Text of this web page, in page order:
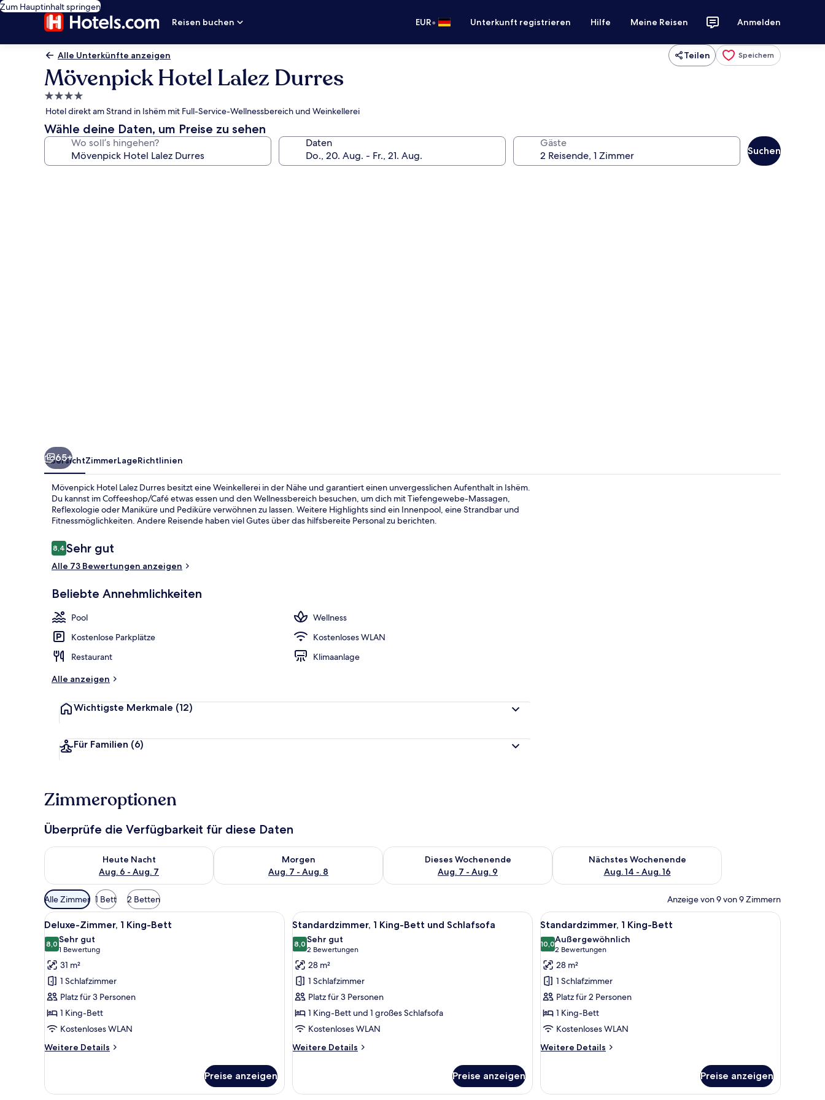
Zum Hauptinhalt springen
Reisen buchen
EUR• Unterkunft registrieren Hilfe Meine Reisen Anmelden
Alle Unterkünfte anzeigen Teilen Speichern
Mövenpick Hotel Lalez Durres
4.0-
Sterne-
Unterkunft
Hotel direkt am Strand in Ishëm mit Full-Service-Wellnessbereich und Weinkellerei
Wähle deine Daten, um Preise zu sehen
Wo soll’s hingehen? Daten Gäste
Suchen
65+
ÜbersichtZimmerLageRichtlinien
Mövenpick Hotel Lalez Durres besitzt eine Weinkellerei in der Nähe und garantiert einen unvergesslichen Aufenthalt in Ishëm.
Du kannst im Coffeeshop/Café etwas essen und den Wellnessbereich besuchen, um dich mit Tiefengewebe-Massagen,
Reflexologie oder Maniküre und Pediküre verwöhnen zu lassen. Weitere Highlights sind ein Innenpool, eine Strandbar und
Fitnessmöglichkeiten. Andere Reisende haben viel Gutes über das hilfsbereite Personal zu berichten.
Bewertungen
8,48,4 von 10.
Sehr gut
Alle 73 Bewertungen anzeigen
Beliebte Annehmlichkeiten
Pool
Wellness
Kostenlose Parkplätze
Kostenloses WLAN
Restaurant
Klimaanlage
Alle anzeigen
Wichtigste Merkmale (12)
Für Familien (6)
Zimmeroptionen
Überprüfe die Verfügbarkeit für diese Daten
Heute Nacht
Aug. 6 - Aug. 7
Überprüfe die Verfügbarkeit für heute Nacht, Aug. 6 - Aug. 7.
Morgen
Aug. 7 - Aug. 8
Überprüfe die Verfügbarkeit für morgen, Aug. 7 - Aug. 8.
Dieses Wochenende
Aug. 7 - Aug. 9
Überprüfe die Verfügbarkeit für dieses Wochenende, Aug. 7 - Aug. 9.
Nächstes Wochenende
Aug. 14 - Aug. 16
Überprüfe die Verfügbarkeit für nächstes Wochenende, Aug.
Verfügbare
Filter
für
Zimmer
Alle Zimmer 1 Bett 2 Betten Anzeige von 9 von 9 Zimmern
Alle
Fotos
für
Deluxe-
Zimmer,
1 King-
Bett
anzeigen
Minibar, Zimmersafe, Schreibtisch, Verdunkelungsvorhänge
8
Deluxe-Zimmer, 1 King-Bett
8,08,0 von 10
Sehr gut
1 Bewertung
(1
Bewertung)
31 m²
1 Schlafzimmer
Platz für 3 Personen
1 King-Bett
Kostenloses WLAN
Weitere Details
Weitere
Zimmer,
Preise anzeigen
Alle
Fotos
für
Standardzimmer,
1 King-
Bett
und
Schlafsofa
anzeigen
Minibar, Zimmersafe, Schreibtisch, Verdunkelungsvorhänge
8
Standardzimmer, 1 King-Bett und Schlafsofa
8,08,0 von 10
Sehr gut
2 Bewertungen
(2
Bewertungen)
28 m²
1 Schlafzimmer
Platz für 3 Personen
1 King-Bett und 1 großes Schlafsofa
Kostenloses WLAN
Weitere Details
Weitere
1 King-
Preise anzeigen
Alle
Fotos
für
Standardzimmer,
1 King-
Bett
anzeigen
Standardzimmer, 1 King-Bett | Minibar,
8
Standardzimmer, 1 King-Bett
10,010,0 von 10
Außergewöhnlich
2 Bewertungen
(2
Bewertungen)
28 m²
1 Schlafzimmer
Platz für 2 Personen
1 King-Bett
Kostenloses WLAN
Weitere Details
Weitere
1 King-
Preise anzeigen